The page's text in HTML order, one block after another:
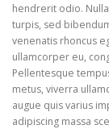
hendrerit odio.
turpis, sed
venenatis rhoncus
ullamcorper eu,
Pellentesque
metus, viverra
augue quis varius
adipiscing massa